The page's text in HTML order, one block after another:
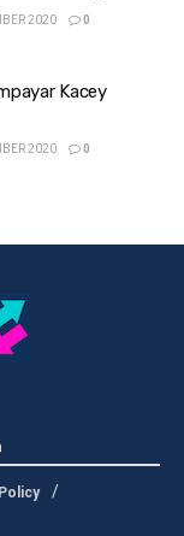
2020 0
Kacey
2020 0